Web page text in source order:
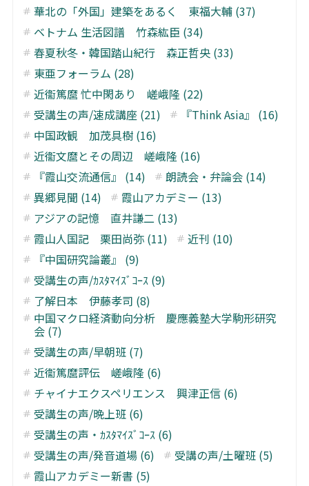
華北の「外国」建築をあるく 東福大輔 (37)
ベトナム 生活図譜 竹森紘臣 (34)
春夏秋冬・韓国踏山紀行 森正哲央 (33)
東亜フォーラム (28)
近衞篤麿 忙中閑あり 嵯峨隆 (22)
受講生の声/速成講座 (21)
『Think Asia』 (16)
中国政観 加茂具樹 (16)
近衞文麿とその周辺 嵯峨隆 (16)
『霞山交流通信』 (14)
朗読会・弁論会 (14)
異郷見聞 (14)
霞山アカデミー (13)
アジアの記憶 直井謙二 (13)
霞山人国記 栗田尚弥 (11)
近刊 (10)
『中国研究論叢』 (9)
受講生の声/ｶｽﾀﾏｲｽﾞｺｰｽ (9)
了解日本 伊藤孝司 (8)
中国マクロ経済動向分析 慶應義塾大学駒形研究
会 (7)
受講生の声/早朝班 (7)
近衞篤麿評伝 嵯峨隆 (6)
チャイナエクスペリエンス 興津正信 (6)
受講生の声/晩上班 (6)
受講生の声・ｶｽﾀﾏｲｽﾞｺｰｽ (6)
受講生の声/発音道場 (6)
受講の声/土曜班 (5)
霞山アカデミー新書 (5)